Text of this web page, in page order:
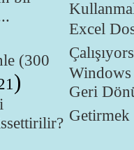
(300
)
Excel
Windows
Geri
Getirmek